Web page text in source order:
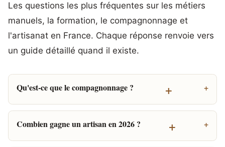
Les questions les plus fréquentes sur les métiers
manuels, la formation, le compagnonnage et
l'artisanat en France. Chaque réponse renvoie vers
un guide détaillé quand il existe.
Qu'est-ce que le compagnonnage ? +
Combien gagne un artisan en 2026 ? +